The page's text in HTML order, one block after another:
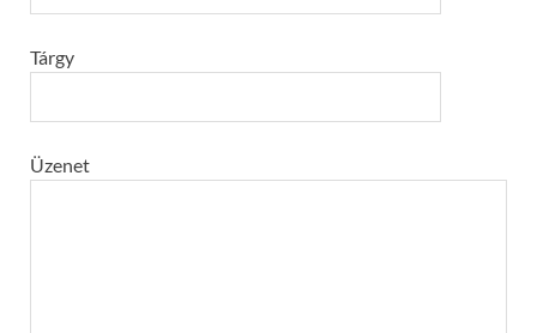
Tárgy
Üzenet